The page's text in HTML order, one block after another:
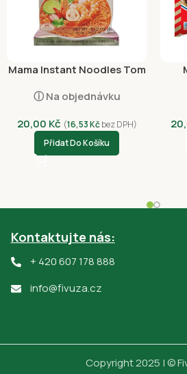
Mama Instant Noodles Tom
ⓘ Na objednávku
20,00 Kč (16,53Kčbez DPH)
Přidat Do Košíku
Kontaktujte nás:
+ 420 607 178 888
info@fivuza.cz
Copyright 2025 | ©